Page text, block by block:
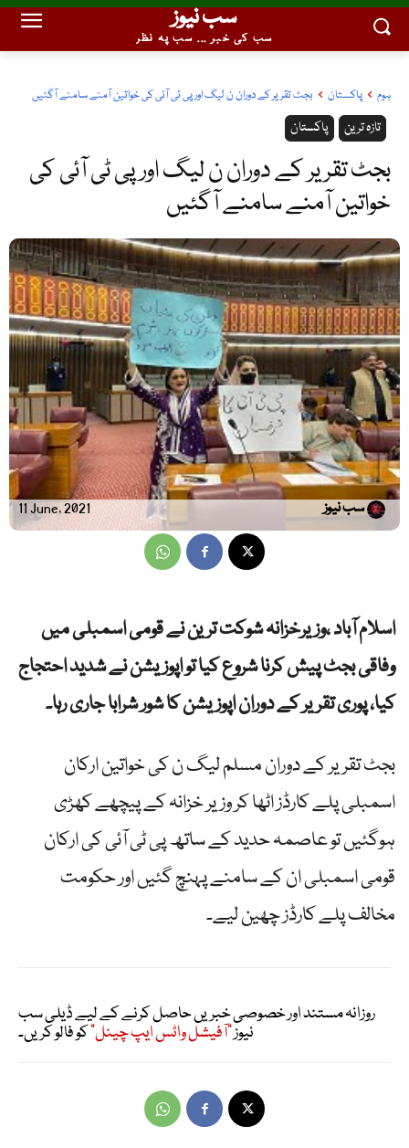
سب نیوز
سب کی خبر ... سب پہ نظر
ہوم پاکستان بجٹ تقریر کے دوران ن لیگ اور پی ٹی آئی کی خواتین آمنے سامنے آگئیں
پاکستان تازہ ترین
بجٹ تقریر کے دوران ن لیگ اور پی ٹی آئی کی
خواتین آمنے سامنے آگئیں
11 June, 2021 سب نیوز
اسلام آباد ،وزیرخزانہ شوکت ترین نے قومی اسمبلی میں
وفاقی بجٹ پیش کرنا شروع کیا تو اپوزیشن نے شدید احتجاج
کیا، پوری تقریر کے دوران اپوزیشن کا شور شرابا جاری رہا۔
بجٹ تقریر کے دوران مسلم لیگ ن کی خواتین ارکان
اسمبلی پلے کارڈز اٹھا کر وزیر خزانہ کے پیچھے کھڑی
ہوگئیں تو عاصمہ حدید کے ساتھ پی ٹی آئی کی ارکان
قومی اسمبلی ان کے سامنے پہنچ گئیں اور حکومت
مخالف پلے کارڈز چھین لیے۔
روزانہ مستند اور خصوصی خبریں حاصل کرنے کے لیے ڈیلی سب
نیوز"آفیشل واٹس ایپ چینل"کو فالو کریں۔